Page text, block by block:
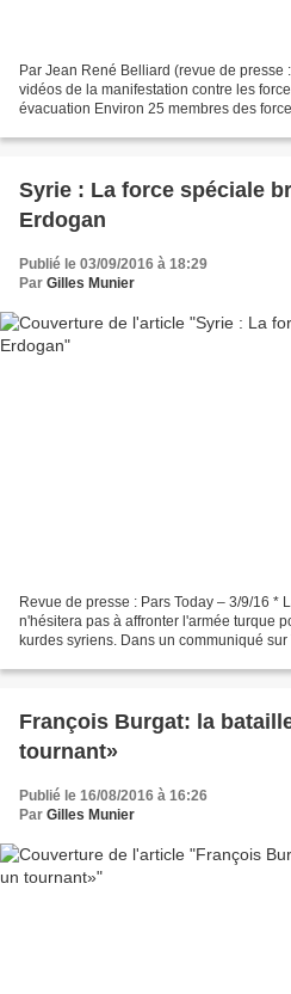
Par Jean René Belliard (revue de
vidéos de la manifestation contre les
évacuation Environ 25 membres des
Syrie : La force spéciale
Erdogan
Publié le 03/09/2016 à 18:29
Par Gilles Munier
Revue de presse : Pars Today – 3/9/16 *
n'hésitera pas à affronter l'armée turque
kurdes syriens. Dans un communiqué
François Burgat: la
tournant»
Publié le 16/08/2016 à 16:26
Par Gilles Munier